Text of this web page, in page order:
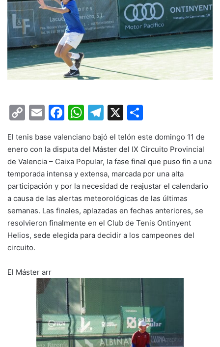
C
p
y
Li
n
k
E
ai
l
F
c
e
b
o
o
k
W
at
s
A
p
p
T
e
gr
a
m
X
m
p
ar
tir
El tenis base valenciano bajó el telón este domingo 11 de
enero con la disputa del Máster del IX Circuito Provincial
de Valencia – Caixa Popular, la fase final que puso fin a una
temporada intensa y extensa, marcada por una alta
participación y por la necesidad de reajustar el calendario
a causa de las alertas meteorológicas de las últimas
semanas. Las finales, aplazadas en fechas anteriores, se
resolvieron finalmente en el Club de Tenis Ontinyent
Helios, sede elegida para decidir a los campeones del
circuito.
El Máster arr